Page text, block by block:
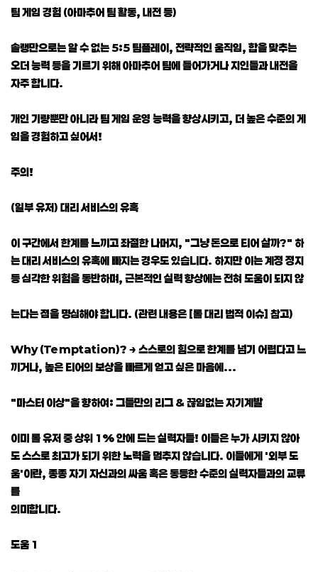
팀 게임 경험 (아마추어 팀 활동, 내전 등)
솔랭만으로는 알 수 없는 5:5 팀플레이, 전략적인 움직임, 합을 맞추는
오더 능력 등을 기르기 위해 아마추어 팀에 들어가거나 지인들과 내전을
자주 합니다.
개인 기량뿐만 아니라 팀 게임 운영 능력을 향상시키고, 더 높은 수준의 게
임을 경험하고 싶어서!
주의!
(일부 유저) 대리 서비스의 유혹
이 구간에서 한계를 느끼고 좌절한 나머지, "그냥 돈으로 티어 살까?" 하
는 대리 서비스의 유혹에 빠지는 경우도 있습니다. 하지만 이는 계정 정지
등 심각한 위험을 동반하며, 근본적인 실력 향상에는 전혀 도움이 되지 않
는다는 점을 명심해야 합니다. (관련 내용은 [롤 대리 법적 이슈] 참고)
Why (Temptation)? → 스스로의 힘으로 한계를 넘기 어렵다고 느
끼거나, 높은 티어의 보상을 빠르게 얻고 싶은 마음에...
"마스터 이상"을 향하여: 그들만의 리그 & 끊임없는 자기계발
이미 롤 유저 중 상위 1% 안에 드는 실력자들! 이들은 누가 시키지 않아
도 스스로 최고가 되기 위한 노력을 멈추지 않습니다. 이들에게 '외부 도
움'이란, 종종 자기 자신과의 싸움 혹은 동등한 수준의 실력자들과의 교류
를
의미합니다.
도움 1